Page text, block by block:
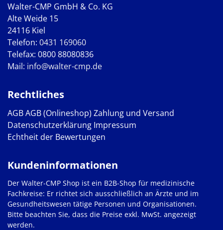
Walter-CMP GmbH & Co. KG
Alte Weide 15
24116 Kiel
Telefon: 0431 169060
Telefax: 0800 88080836
Mail: info@walter-cmp.de
Rechtliches
AGBAGB (Onlineshop) Zahlung und Versand
Datenschutzerklärung Impressum
Echtheit der Bewertungen
Kundeninformationen
Der Walter-CMP Shop ist ein B2B-Shop für medizinische
Fachkreise: Er richtet sich ausschließlich an Ärzte und im
Gesundheitswesen tätige Personen und Organisationen.
Bitte beachten Sie, dass die Preise exkl. MwSt. angezeigt
werden.